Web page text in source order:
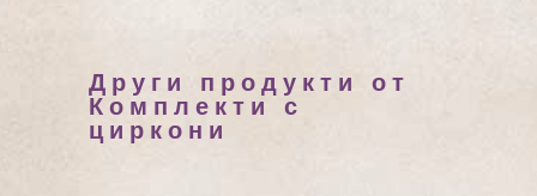
Други продукти от
Комплекти с
циркони